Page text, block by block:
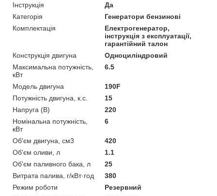
Інструкція
Да
Категорія
Генератори бензинові
Комплектація
Електрогенератор,
інструкція з експлуатації,
гарантійний талон
Конструкція двигуна
Одноциліндровий
Максимальна потужність,
кВт
6.5
Модель двигуна
190F
Потужність двигуна, к.с.
15
Напруга (В)
220
Номінальна потужність,
кВт
6
Об'єм двигуна, см3
420
Об'єм оливи, л
1.1
Об'єм паливного бака, л
25
Витрата палива, г/кВт·год
380
Режим роботи
Резервний